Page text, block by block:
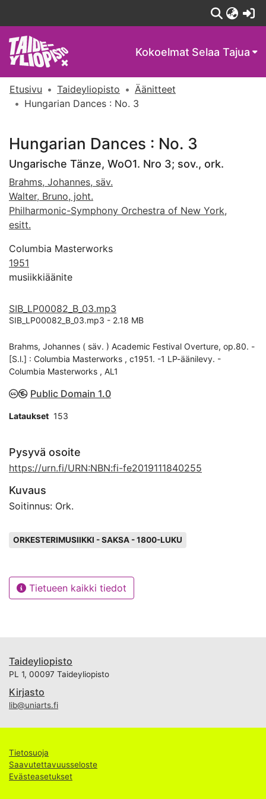
Kokoelmat Selaa Tajua
Etusivu Taideyliopisto
Äänitteet
Hungarian Dances : No. 3
Hungarian Dances : No. 3
Ungarische Tänze, WoO1. Nro 3; sov., ork.
Brahms, Johannes, säv.
Walter, Bruno, joht.
Philharmonic-Symphony Orchestra of New York,
esitt.
Columbia Masterworks
1951
musiikkiäänite
SIB_LP00082_B_03.mp3
SIB_LP00082_B_03.mp3 - 2.18 MB
Brahms, Johannes ( säv. ) Academic Festival Overture, op.80. -
[S.l.] : Columbia Masterworks , c1951. -1 LP-äänilevy. -
Columbia Masterworks , AL1
Public Domain 1.0
Lataukset 153
Pysyvä osoite
https://urn.fi/URN:NBN:fi-fe2019111840255
Kuvaus
Soitinnus: Ork.
ORKESTERIMUSIIKKI - SAKSA - 1800-LUKU
Tietueen kaikki tiedot
Taideyliopisto
PL 1, 00097 Taideyliopisto
Kirjasto
lib@uniarts.fi
Tietosuoja
Saavutettavuusseloste
Evästeasetukset